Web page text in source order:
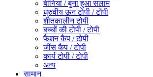
बीनियां / बुना हुआ सलाम
ध्रुवीय ऊन टोपी / टोपी
शीतकालीन टोपी
बच्चों की टोपी / टोपी
फैशन कैप / टोपी
जींस कैप / टोपी
कार्य टोपी / टोपी
अन्य
सामान